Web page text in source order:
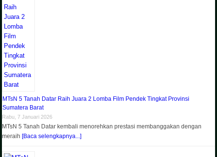
MTsN 5 Tanah Datar Raih Juara 2 Lomba Film Pendek Tingkat Provinsi
Sumatera Barat
Rabu, 7 Januari 2026
MTsN 5 Tanah Datar kembali menorehkan prestasi membanggakan dengan
meraih[Baca selengkapnya...]